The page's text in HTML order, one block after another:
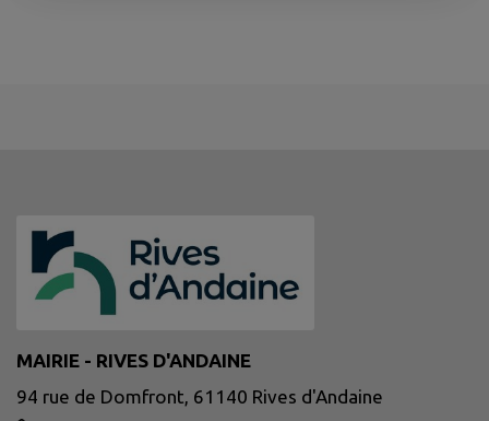
MAIRIE - RIVES D'ANDAINE
94 rue de Domfront, 61140 Rives d'Andaine